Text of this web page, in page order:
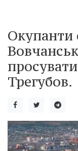
Окупанти
Трегубов.